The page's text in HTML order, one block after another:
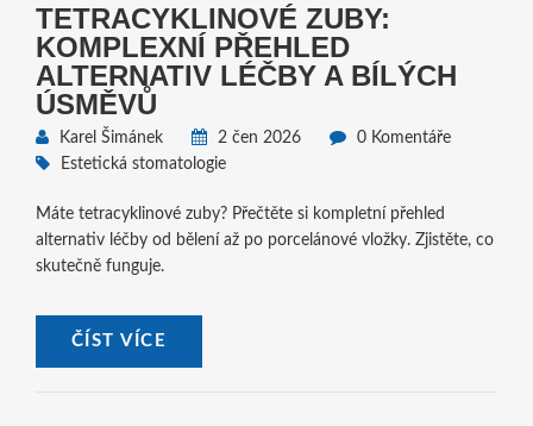
TETRACYKLINOVÉ ZUBY:
KOMPLEXNÍ PŘEHLED
ALTERNATIV LÉČBY A BÍLÝCH
ÚSMĚVŮ
Karel Šimánek 2 čen 2026
0 Komentáře
Estetická stomatologie
Máte tetracyklinové zuby? Přečtěte si kompletní přehled
alternativ léčby od bělení až po porcelánové vložky. Zjistěte, co
skutečně funguje.
ČÍST VÍCE